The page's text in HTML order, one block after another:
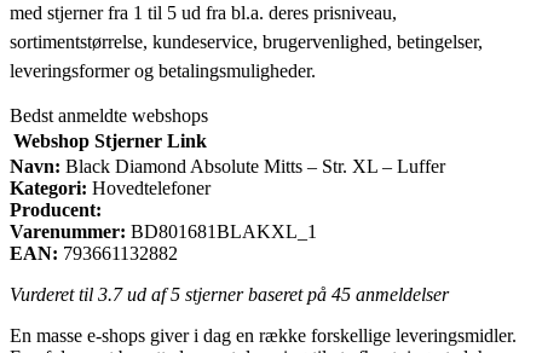
med stjerner fra 1 til 5 ud fra bl.a. deres prisniveau,
sortimentstørrelse, kundeservice, brugervenlighed, betingelser,
leveringsformer og betalingsmuligheder.
Bedst anmeldte webshops
Webshop Stjerner Link
Navn: Black Diamond Absolute Mitts – Str. XL – Luffer
Kategori: Hovedtelefoner
Producent:
Varenummer: BD801681BLAKXL_1
EAN: 793661132882
Vurderet til 3.7ud af 5 stjerner baseret på 45 anmeldelser
En masse e-shops giver i dag en række forskellige leveringsmidler.